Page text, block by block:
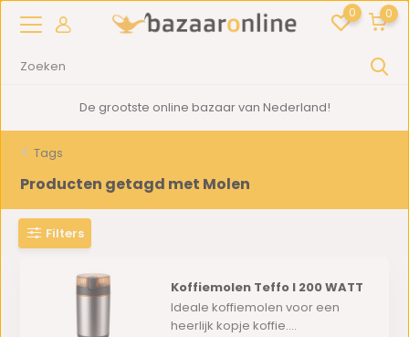
0 0
De grootste online bazaar van Nederland!
Tags
Producten getagd met Molen
Filters
Koffiemolen Teffo I 200 WATT
Ideale koffiemolen voor een
heerlijk kopje koffie....